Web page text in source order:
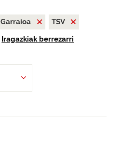
Garraioa
TSV
Iragazkiak berrezarri